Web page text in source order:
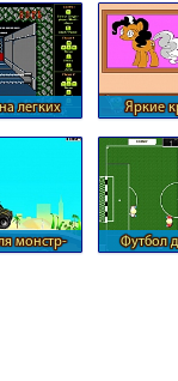
легких
Яркие
монстр-
Футбол